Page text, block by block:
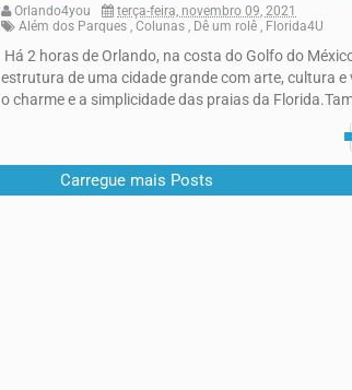
Orlando4you
terça-feira, novembro 09, 2021
Além dos Parques , Colunas , Dê um rolê , Florida4U
Há 2 horas de Orlando, na costa do Golfo do
estrutura de uma cidade grande com arte, cultura
o charme e a simplicidade das praias da
Carregue mais Posts